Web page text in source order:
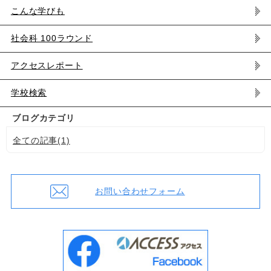
こんな学びも
社会科 100ラウンド
アクセスレポート
学校検索
ブログカテゴリ
全ての記事(1)
お問い合わせフォーム